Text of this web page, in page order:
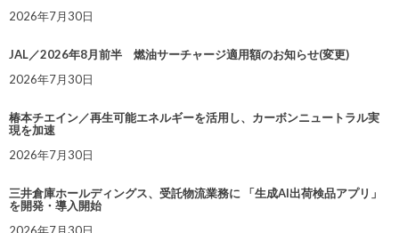
2026年7月30日
JAL／2026年8月前半 燃油サーチャージ適用額のお知らせ(変更)
2026年7月30日
椿本チエイン／再生可能エネルギーを活用し、カーボンニュートラル実
現を加速
2026年7月30日
三井倉庫ホールディングス、受託物流業務に 「生成AI出荷検品アプリ」
を開発・導入開始